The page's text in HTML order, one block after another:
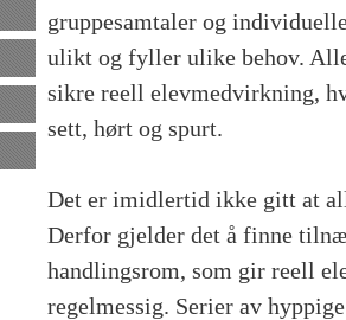
gruppesamtaler og
ulikt og fyller ulike behov.
sikre reell elevmedvirkning,
sett, hørt og spurt.
Det er imidlertid ikke gitt at
Derfor gjelder det å finne
handlingsrom, som gir reell
regelmessig. Serier av